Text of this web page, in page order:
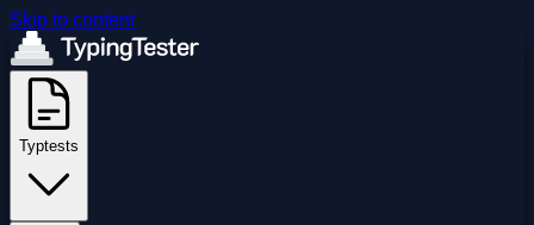
Skip to content
Typtests